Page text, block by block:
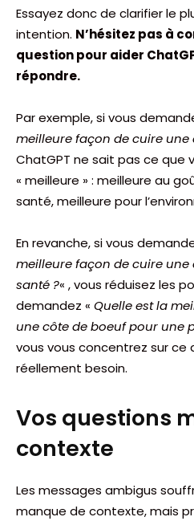
Essayez donc de clarifier le
intention. N’hésitez pas à
question pour aider
répondre.
Par exemple, si vous
meilleure façon de cuire une
ChatGPT ne sait pas ce que
« meilleure » : meilleure au
santé, meilleure pour
En revanche, si vous
meilleure façon de cuire
santé ?« , vous réduisez les
demandez « Quelle est la
une côte de boeuf pour une
vous vous concentrez sur ce
réellement besoin.
Vos questions
contexte
Les messages ambigus
manque de contexte, mais